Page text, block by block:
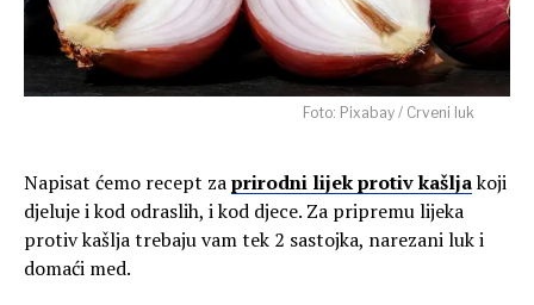
Foto: Pixabay / Crveni luk
Napisat ćemo recept zaprirodni lijek protiv kašljakoji
djeluje i kod odraslih, i kod djece. Za pripremu lijeka
protiv kašlja trebaju vam tek 2 sastojka, narezani luk i
domaći med.